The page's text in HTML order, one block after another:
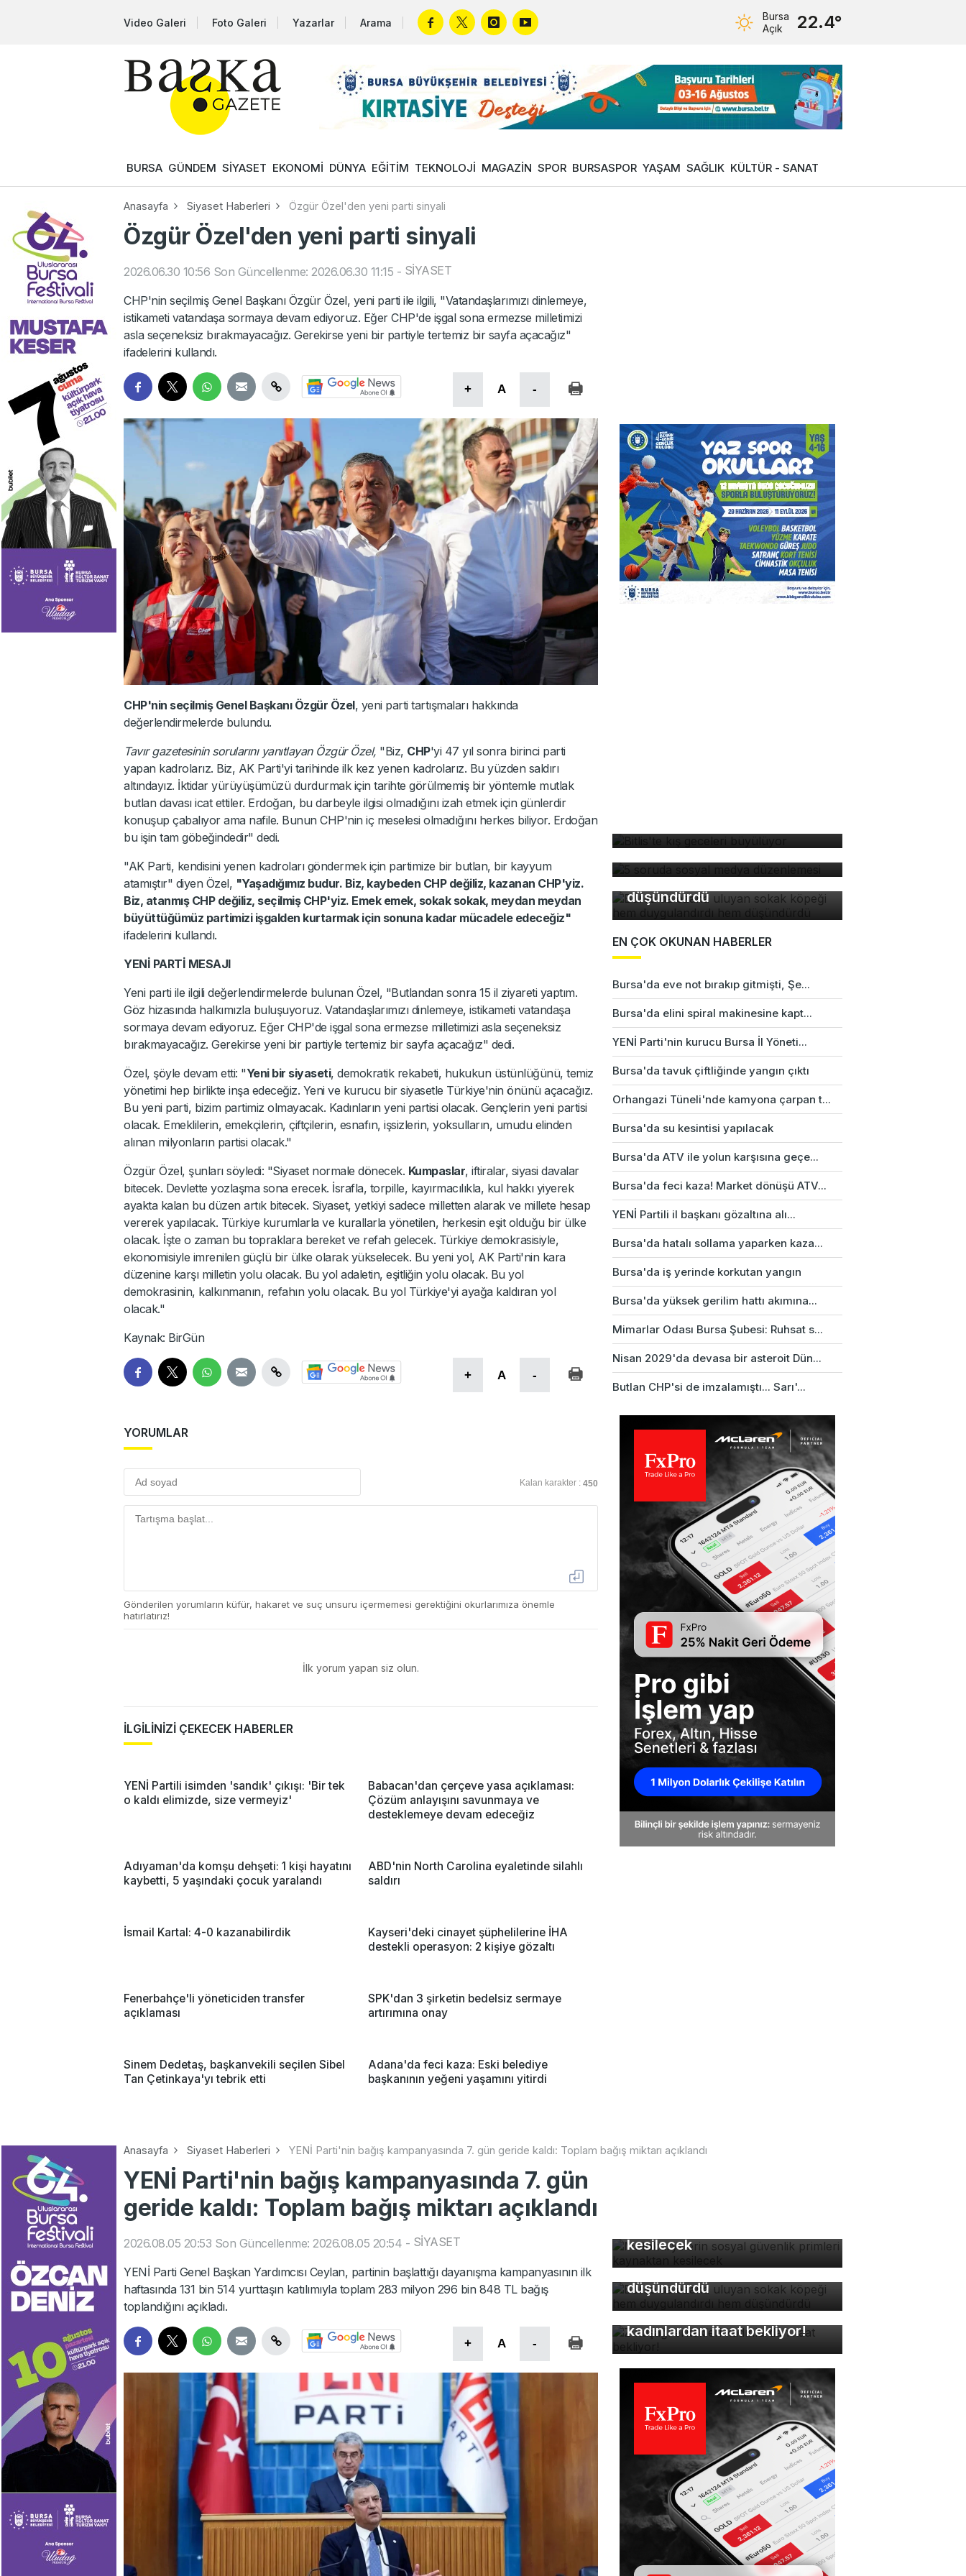
Video Galeri Foto Galeri Yazarlar Arama
Bursa
Açık
22.4°
BURSA GÜNDEM SİYASET EKONOMİ DÜNYA EĞİTİM TEKNOLOJİ MAGAZİN SPOR BURSASPOR YAŞAM SAĞLIK KÜLTÜR - SANAT
Anasayfa Siyaset Haberleri Özgür Özel'den yeni parti sinyali
Özgür Özel'den yeni parti sinyali
2026.06.30 10:56 Son Güncellenme: 2026.06.30 11:15 - SİYASET
CHP'nin seçilmiş Genel Başkanı Özgür Özel, yeni parti ile ilgili, "Vatandaşlarımızı dinlemeye,
istikameti vatandaşa sormaya devam ediyoruz. Eğer CHP'de işgal sona ermezse milletimizi
asla seçeneksiz bırakmayacağız. Gerekirse yeni bir partiyle tertemiz bir sayfa açacağız"
ifadelerini kullandı.
+ A -
CHP'nin seçilmiş Genel Başkanı Özgür Özel, yeni parti tartışmaları hakkında
değerlendirmelerde bulundu.
Tavır gazetesinin sorularını yanıtlayan Özgür Özel, "Biz, CHP'yi 47 yıl sonra birinci parti
yapan kadrolarız. Biz, AK Parti'yi tarihinde ilk kez yenen kadrolarız. Bu yüzden saldırı
altındayız. İktidar yürüyüşümüzü durdurmak için tarihte görülmemiş bir yöntemle mutlak
butlan davası icat ettiler. Erdoğan, bu darbeyle ilgisi olmadığını izah etmek için günlerdir
konuşup çabalıyor ama nafile. Bunun CHP'nin iç meselesi olmadığını herkes biliyor. Erdoğan
bu işin tam göbeğindedir" dedi.
"AK Parti, kendisini yenen kadroları göndermek için partimize bir butlan, bir kayyum
atamıştır" diyen Özel, "Yaşadığımız budur. Biz, kaybeden CHP değiliz, kazanan CHP'yiz.
Biz, atanmış CHP değiliz, seçilmiş CHP'yiz. Emek emek, sokak sokak, meydan meydan
büyüttüğümüz partimizi işgalden kurtarmak için sonuna kadar mücadele edeceğiz"
ifadelerini kullandı.
YENİ PARTİ MESAJI
Yeni parti ile ilgili değerlendirmelerde bulunan Özel, "Butlandan sonra 15 il ziyareti yaptım.
Göz hizasında halkımızla buluşuyoruz. Vatandaşlarımızı dinlemeye, istikameti vatandaşa
sormaya devam ediyoruz. Eğer CHP'de işgal sona ermezse milletimizi asla seçeneksiz
bırakmayacağız. Gerekirse yeni bir partiyle tertemiz bir sayfa açacağız" dedi.
Özel, şöyle devam etti: "Yeni bir siyaseti, demokratik rekabeti, hukukun üstünlüğünü, temiz
yönetimi hep birlikte inşa edeceğiz. Yeni ve kurucu bir siyasetle Türkiye'nin önünü açacağız.
Bu yeni parti, bizim partimiz olmayacak. Kadınların yeni partisi olacak. Gençlerin yeni partisi
olacak. Emeklilerin, emekçilerin, çiftçilerin, esnafın, işsizlerin, yoksulların, umudu elinden
alınan milyonların partisi olacak."
Özgür Özel, şunları söyledi: "Siyaset normale dönecek. Kumpaslar, iftiralar, siyasi davalar
bitecek. Devlette yozlaşma sona erecek. İsrafla, torpille, kayırmacılıkla, kul hakkı yiyerek
ayakta kalan bu düzen artık bitecek. Siyaset, yetkiyi sadece milletten alarak ve millete hesap
vererek yapılacak. Türkiye kurumlarla ve kurallarla yönetilen, herkesin eşit olduğu bir ülke
olacak. İşte o zaman bu topraklara bereket ve refah gelecek. Türkiye demokrasisiyle,
ekonomisiyle imrenilen güçlü bir ülke olarak yükselecek. Bu yeni yol, AK Parti'nin kara
düzenine karşı milletin yolu olacak. Bu yol adaletin, eşitliğin yolu olacak. Bu yol
demokrasinin, kalkınmanın, refahın yolu olacak. Bu yol Türkiye'yi ayağa kaldıran yol
olacak."
Kaynak: BirGün
+ A -
YORUMLAR
Kalan karakter : 450
Gönderilen yorumların küfür, hakaret ve suç unsuru içermemesi gerektiğini okurlarımıza önemle
hatırlatırız!
İlk yorum yapan siz olun.
İLGİLİNİZİ ÇEKECEK HABERLER
YENİ Partili isimden 'sandık' çıkışı: 'Bir tek
o kaldı elimizde, size vermeyiz'
Babacan'dan çerçeve yasa açıklaması:
Çözüm anlayışını savunmaya ve
desteklemeye devam edeceğiz
Adıyaman'da komşu dehşeti: 1 kişi hayatını
kaybetti, 5 yaşındaki çocuk yaralandı
ABD'nin North Carolina eyaletinde silahlı
saldırı
İsmail Kartal: 4-0 kazanabilirdik
Kayseri'deki cinayet şüphelilerine İHA
destekli operasyon: 2 kişiye gözaltı
Fenerbahçe'li yöneticiden transfer
açıklaması
SPK'dan 3 şirketin bedelsiz sermaye
artırımına onay
Sinem Dedetaş, başkanvekili seçilen Sibel
Tan Çetinkaya'yı tebrik etti
Adana'da feci kaza: Eski belediye
başkanının yeğeni yaşamını yitirdi
5 soruda sosyal medya
düzenlemesi
Bursa'da ezana uluyan
sokak köpeği hem
duygulandırdı hem
düşündürdü
EN ÇOK OKUNAN HABERLER
Bursa'da eve not bırakıp gitmişti, Şe...
Bursa'da elini spiral makinesine kapt...
YENİ Parti'nin kurucu Bursa İl Yöneti...
Bursa'da tavuk çiftliğinde yangın çıktı
Orhangazi Tüneli'nde kamyona çarpan t...
Bursa'da su kesintisi yapılacak
Bursa'da ATV ile yolun karşısına geçe...
Bursa'da feci kaza! Market dönüşü ATV...
YENİ Partili il başkanı gözaltına alı...
Bursa'da hatalı sollama yaparken kaza...
Bursa'da iş yerinde korkutan yangın
Bursa'da yüksek gerilim hattı akımına...
Mimarlar Odası Bursa Şubesi: Ruhsat s...
Nisan 2029'da devasa bir asteroit Dün...
Butlan CHP'si de imzalamıştı... Sarı'...
Anasayfa Siyaset Haberleri YENİ Parti'nin bağış kampanyasında 7. gün geride kaldı: Toplam bağış miktarı açıklandı
YENİ Parti'nin bağış kampanyasında 7. gün
geride kaldı: Toplam bağış miktarı açıklandı
2026.08.05 20:53 Son Güncellenme: 2026.08.05 20:54 - SİYASET
YENİ Parti Genel Başkan Yardımcısı Ceylan, partinin başlattığı dayanışma kampanyasının ilk
haftasında 131 bin 514 yurttaşın katılımıyla toplam 283 milyon 296 bin 848 TL bağış
toplandığını açıkladı.
+ A -
kesilecek
Bursa'da ezana uluyan
sokak köpeği hem
duygulandırdı hem
düşündürdü
Z kuşağı erkekleri
kadınlardan itaat bekliyor!